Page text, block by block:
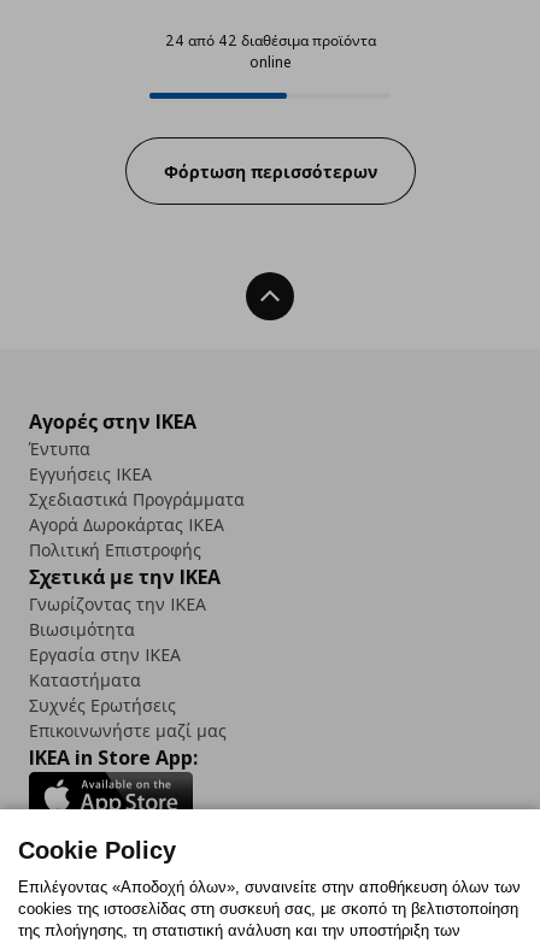
24 από 42 διαθέσιμα προϊόντα
online
24 από 42 διαθέσιμα προϊόντα
Progress:
Φόρτωση περισσότερων
Back To Top
Αγορές στην IKEA
Έντυπα
Εγγυήσεις IKEA
Σχεδιαστικά Προγράμματα
Αγορά Δωρoκάρτας IKEA
Πολιτική Επιστροφής
Σχετικά με την IKEA
Γνωρίζοντας την IKEA
Βιωσιμότητα
Εργασία στην IKEA
Καταστήματα
Συχνές Ερωτήσεις
Επικοινωνήστε μαζί μας
IKEA in Store App:
Follow us:
FacebookInstagram
TikTokYoutubePinterestTwitter
Cookie Policy
Επιλέγοντας «Αποδοχή όλων», συναινείτε στην αποθήκευση όλων των
cookies της ιστοσελίδας στη συσκευή σας, με σκοπό τη βελτιστοποίηση
της πλοήγησης, τη στατιστική ανάλυση και την υποστήριξη των